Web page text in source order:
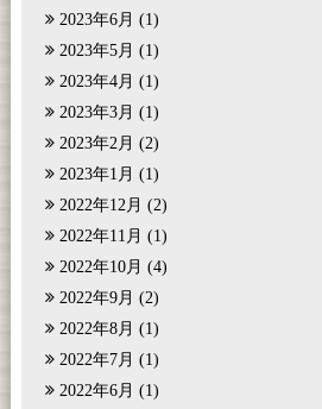
2023年6月 (1)
2023年5月 (1)
2023年4月 (1)
2023年3月 (1)
2023年2月 (2)
2023年1月 (1)
2022年12月 (2)
2022年11月 (1)
2022年10月 (4)
2022年9月 (2)
2022年8月 (1)
2022年7月 (1)
2022年6月 (1)